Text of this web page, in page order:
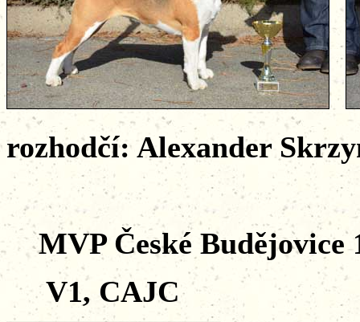
rozhodčí: Alexander
MVP České Budějovice
V1, CAJC